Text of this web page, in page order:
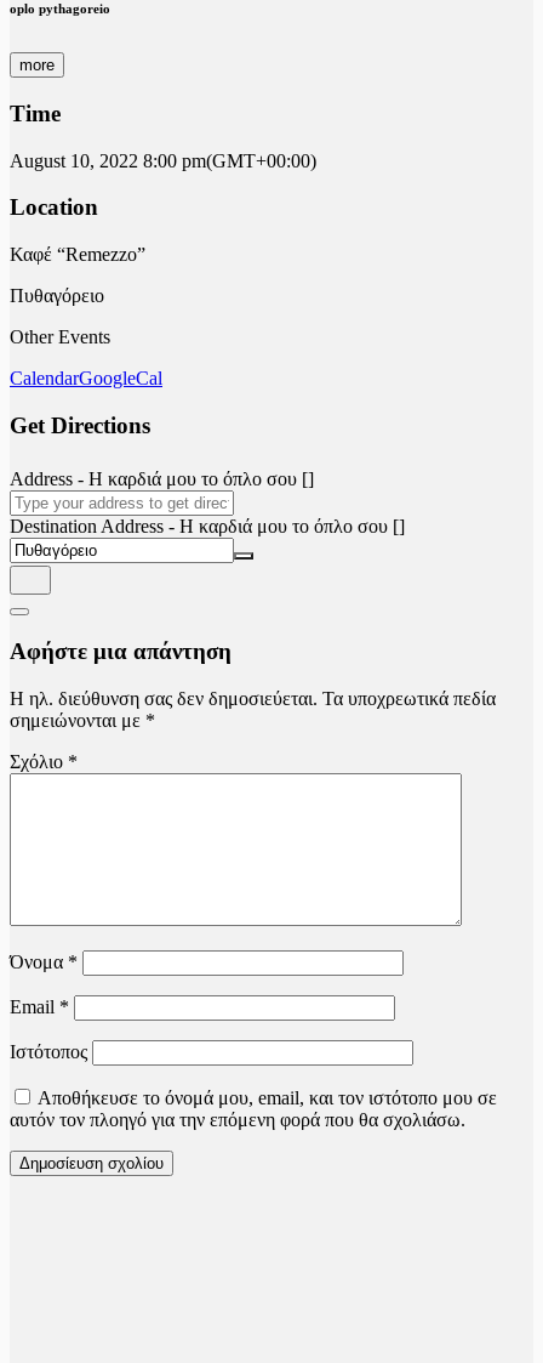
oplo pythagoreio
more
Time
August 10, 2022 8:00 pm(GMT+00:00)
Location
Καφέ “Remezzo”
Πυθαγόρειο
Other Events
CalendarGoogleCal
Get Directions
Address - Η καρδιά μου το όπλο σου []
Destination Address - Η καρδιά μου το όπλο σου []
Αφήστε μια απάντηση
Η ηλ. διεύθυνση σας δεν δημοσιεύεται. Τα υποχρεωτικά πεδία
σημειώνονται με *
Σχόλιο *
Όνομα *
Email *
Ιστότοπος
Αποθήκευσε το όνομά μου, email, και τον ιστότοπο μου σε
αυτόν τον πλοηγό για την επόμενη φορά που θα σχολιάσω.